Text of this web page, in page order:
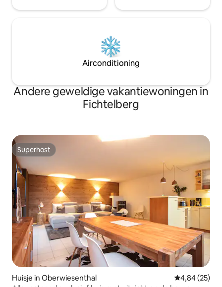
Karlovy Vary komt voor vakantie, werk,
Airconditioning
Andere geweldige vakantiewoningen in
Fichtelberg
Superhost
Superhost
Huisje in Oberwiesenthal Gemiddelde
4,84 (25)